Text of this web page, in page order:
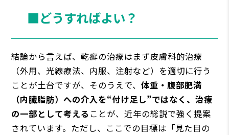
■どうすればよい？
結論から言えば、乾癬の治療はまず皮膚科的治療
（外用、光線療法、内服、注射など）を適切に行う
ことが土台ですが、そのうえで、体重・腹部肥満
（内臓脂肪）への介入を“付け足し”ではなく、治療
の一部として考える ことが、近年の総説で強く提案
されています。ただし、ここでの目標は「見た目の